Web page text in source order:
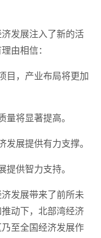
发展注入了新的活
由相信：
目，产业布局将更加
量将显著提高。
展提供有力支撑。
供智力支持。
发展带来了前所未
动下，北部湾经济
至全国经济发展作